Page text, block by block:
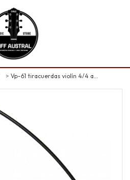
Vp-61 tiracuerdas violín 4/4 anton breton